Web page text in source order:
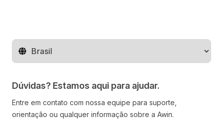
Mude o território
Dúvidas? Estamos aqui para ajudar.
Entre em contato com nossa equipe para suporte,
orientação ou qualquer informação sobre a Awin.